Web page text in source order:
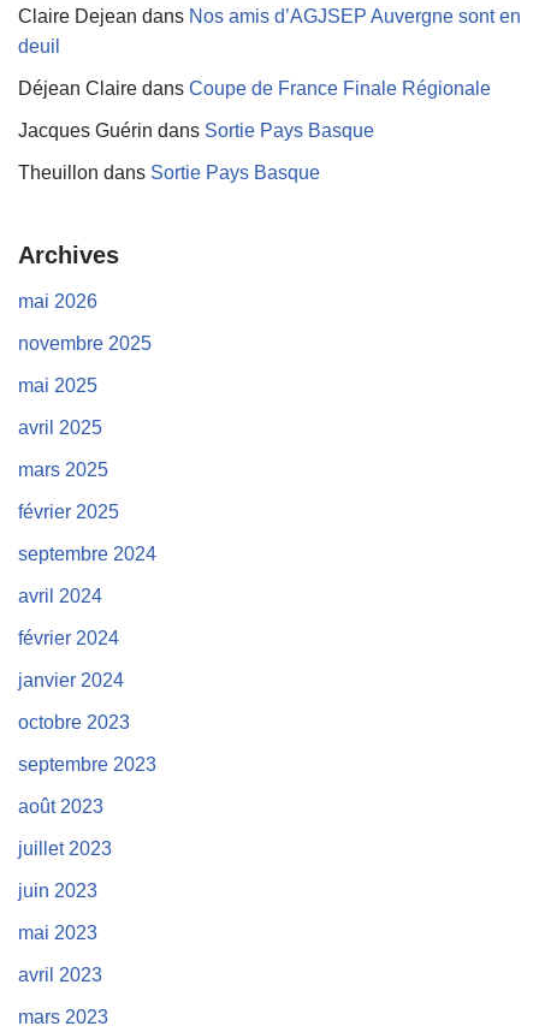
Claire Dejean dans Nos amis d’AGJSEP Auvergne sont en
deuil
Déjean Claire dans Coupe de France Finale Régionale
Jacques Guérin dans Sortie Pays Basque
Theuillon dans Sortie Pays Basque
Archives
mai 2026
novembre 2025
mai 2025
avril 2025
mars 2025
février 2025
septembre 2024
avril 2024
février 2024
janvier 2024
octobre 2023
septembre 2023
août 2023
juillet 2023
juin 2023
mai 2023
avril 2023
mars 2023